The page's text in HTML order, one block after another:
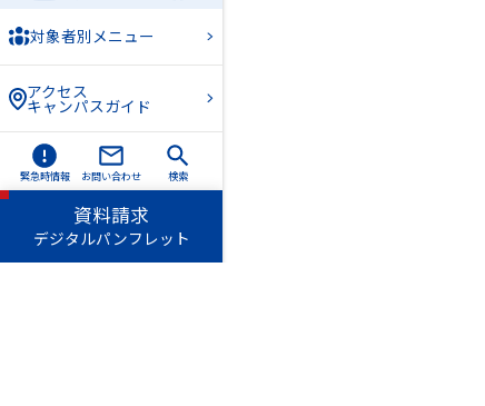
対象者別メニュー
アクセス
キャンパスガイド
緊急時情報 お問い合わせ 検索
資料請求
デジタルパンフレット